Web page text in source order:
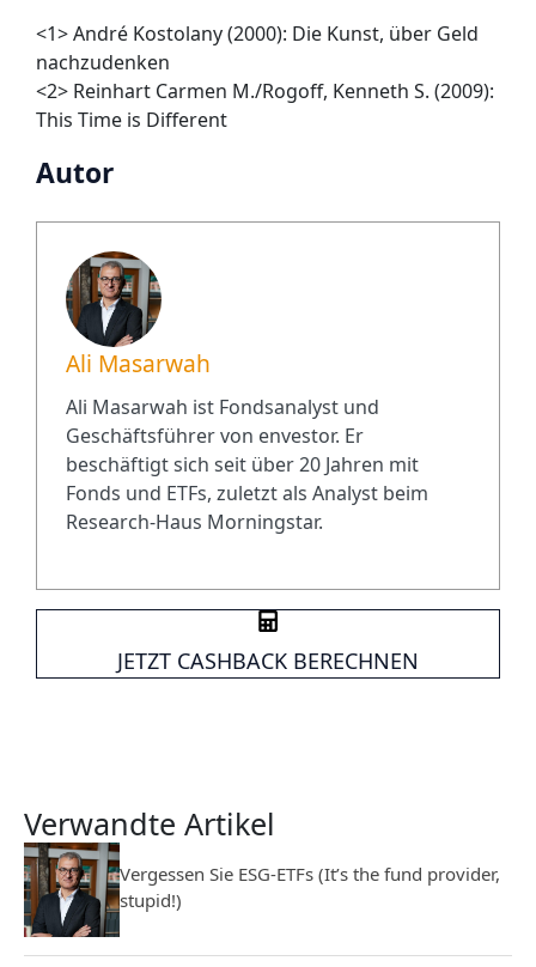
<1>André Kostolany (2000): Die Kunst, über Geld
nachzudenken
<2> Reinhart Carmen M./Rogoff, Kenneth S. (2009):
This Time is Different
Autor
Ali Masarwah
Ali Masarwah ist Fondsanalyst und
Geschäftsführer von envestor. Er
beschäftigt sich seit über 20 Jahren mit
Fonds und ETFs, zuletzt als Analyst beim
Research-Haus Morningstar.
JETZT CASHBACK BERECHNEN
Verwandte Artikel
Vergessen Sie ESG-ETFs (It’s the fund provider,
stupid!)